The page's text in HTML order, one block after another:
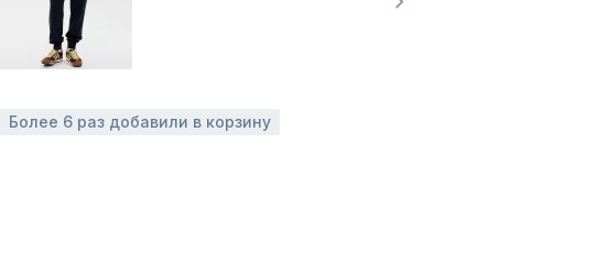
Более 6 раз добавили в корзину